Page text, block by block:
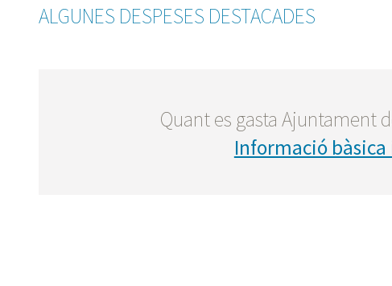
ALGUNES DESPESES DESTACADES
Quant es gasta Ajuntament
Informació bàsica